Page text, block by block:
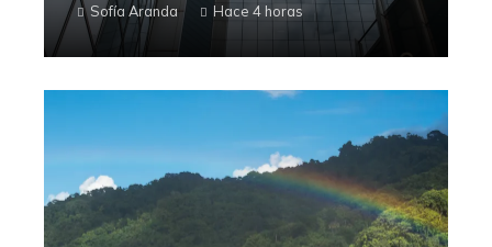
Sofía Aranda Hace 4 horas